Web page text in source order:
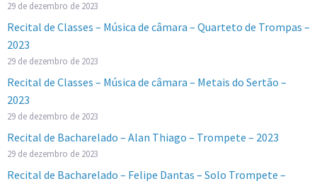
29 de dezembro de 2023
Recital de Classes – Música de câmara – Quarteto de Trompas –
2023
29 de dezembro de 2023
Recital de Classes – Música de câmara – Metais do Sertão –
2023
29 de dezembro de 2023
Recital de Bacharelado – Alan Thiago – Trompete – 2023
29 de dezembro de 2023
Recital de Bacharelado – Felipe Dantas – Solo Trompete –